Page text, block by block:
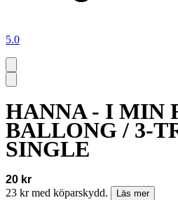
5.0
HANNA - I MIN
BALLONG / 3-
SINGLE
20 kr
23 kr med köparskydd.
Läs mer